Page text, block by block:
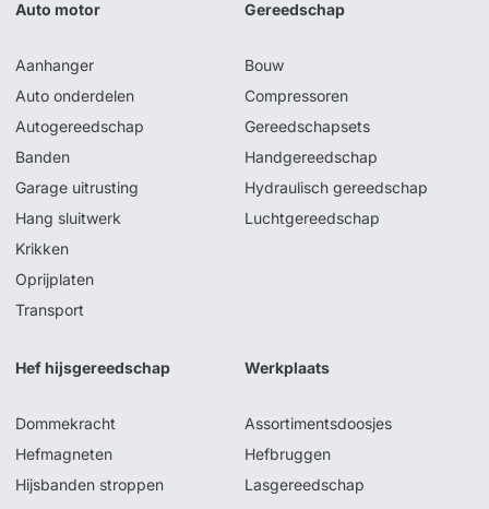
Auto motor
Aanhanger
Auto onderdelen
Autogereedschap
Banden
Garage uitrusting
Hang sluitwerk
Krikken
Oprijplaten
Transport
Gereedschap
Bouw
Compressoren
Gereedschapsets
Handgereedschap
Hydraulisch gereedschap
Luchtgereedschap
Hef hijsgereedschap
Dommekracht
Hefmagneten
Hijsbanden stroppen
Werkplaats
Assortimentsdoosjes
Hefbruggen
Lasgereedschap